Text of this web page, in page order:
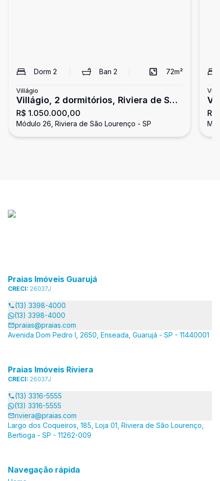
Dorm 2 Ban2 72m²
Villágio
Villágio, 2 dormitórios, Riviera de São
Lourenço
R$ 1.050.000,00
Módulo 26, Riviera de São Lourenço - SP
Praias Imóveis Guarujá
CRECI: 26037J
(13) 3398-4000
(13) 3398-4000
praias@praias.com
Avenida Dom Pedro I, 2650, Enseada, Guarujá - SP - 11440001
Praias Imóveis Riviera
CRECI: 26037J
(13) 3316-5555
(13) 3316-5555
riviera@praias.com
Largo dos Coqueiros, 185, Loja 01, Riviera de São Lourenço,
Bertioga - SP - 11262-009
Navegação rápida